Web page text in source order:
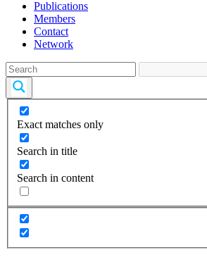
Publications
Members
Contact
Network
Exact matches only
Search in title
Search in content